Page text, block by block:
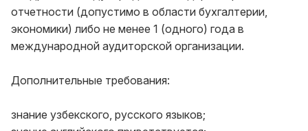
отчетности (допустимо в области бухгалтерии,
экономики) либо не менее 1 (одного) года в
международной аудиторской организации.
Дополнительные требования:
знание узбекского, русского языков;